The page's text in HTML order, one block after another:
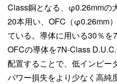
Class銅となる、φ0.26mmの
20本用い、OFC（φ0.26mm
ている。導体に用いる30％を
OFCの導体を7N-Class
配置することで、低インピー
パワー損失をより少なく高純